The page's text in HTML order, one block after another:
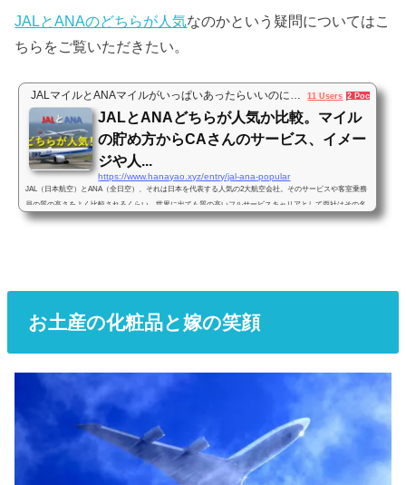
JALとANAのどちらが人気なのかという疑問についてはこ
ちらをご覧いただきたい。
JALマイルとANAマイルがいっぱいあったらいいのに… 11 Users 2 Pockets
JALとANAどちらが人気か比較。マイル
の貯め方からCAさんのサービス、イメー
ジや人...
https://www.hanayao.xyz/entry/jal-ana-popular
JAL（日本航空）とANA（全日空）、それは日本を代表する人気の2大航空会社。そのサービスや客室乗務
員の質の高さをよく比較されるくらい、世界に出ても質の高いフルサービスキャリアとして両社はその名
を知られている。旅行好きの間では「あなたはJALとANAどっちがいい？」なんて会話が成立するほど両
お土産の化粧品と嫁の笑顔